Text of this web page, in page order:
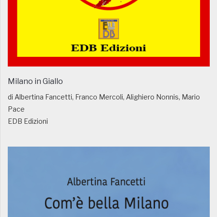
Milano in Giallo
di Albertina Fancetti, Franco Mercoli, Alighiero Nonnis, Mario
Pace
EDB Edizioni